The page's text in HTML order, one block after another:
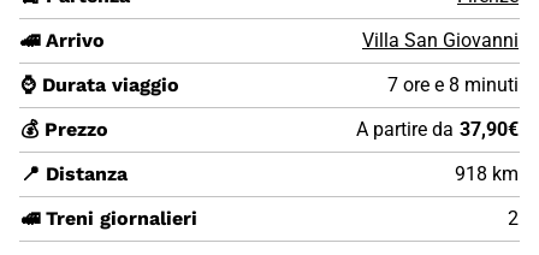
🚄 Arrivo
Villa San Giovanni
⌚ Durata viaggio
7 ore e 8 minuti
💰 Prezzo
A partire da 37,90€
📍 Distanza
918 km
🚅 Treni giornalieri
2